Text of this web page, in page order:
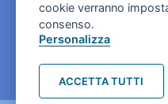
cookie verranno
consenso.
Personalizza
ACCETTA TUTTI